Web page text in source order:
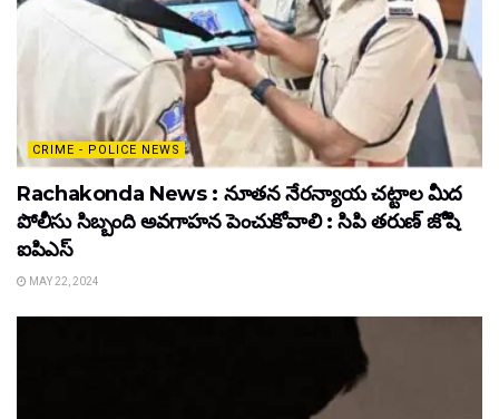
CRIME - POLICE NEWS
Rachakonda News : నూతన నేరన్యాయ చట్టాల మీద
పోలీసు సిబ్బంది అవగాహన పెంచుకోవాలి : సిపి తరుణ్ జోషి
ఐపిఎస్
MAY 22, 2024